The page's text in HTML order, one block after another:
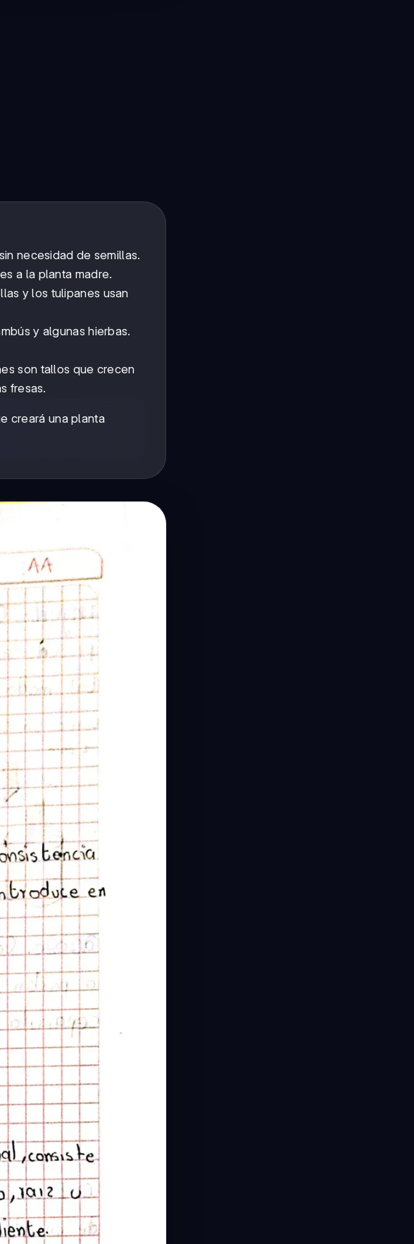
necesidad de semillas.
a la planta madre.
y los tulipanes usan
y algunas hierbas.
son tallos que crecen
fresas.
creará una planta